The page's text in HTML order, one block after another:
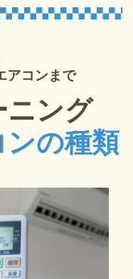
アコンまで
ニング
ンの種類